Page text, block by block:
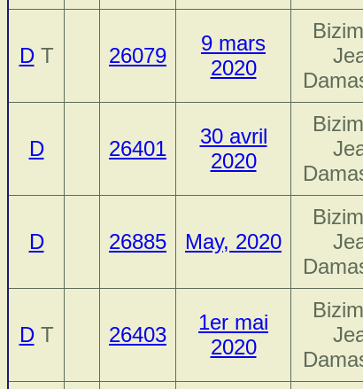
DT 26079
9 mars
2020
D 26401
30 avril
2020
D 26885 May, 2020
DT 26403
1er mai
2020